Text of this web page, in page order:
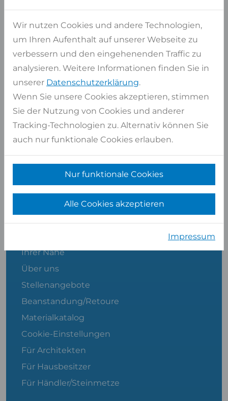
Albert Platte
ABTEILUNGSLEITER VERKAUF
SHOP SERVICE
Kontakt
Händler, Steinmetze und Ausstellungen in
Ihrer Nähe
Über uns
Stellenangebote
Beanstandung/Retoure
Materialkatalog
Cookie-Einstellungen
Für Architekten
Für Hausbesitzer
Für Händler/Steinmetze
Wir nutzen Cookies und andere Technologien,
um Ihren Aufenthalt auf unserer Webseite zu
verbessern und den eingehenenden Traffic zu
analysieren. Weitere Informationen finden Sie in
unserer Datenschutzerklärung.
Wenn Sie unsere Cookies akzeptieren, stimmen
Sie der Nutzung von Cookies und anderer
Tracking-Technologien zu. Alternativ können Sie
auch nur funktionale Cookies erlauben.
Nur funktionale Cookies
Alle Cookies akzeptieren
Impressum